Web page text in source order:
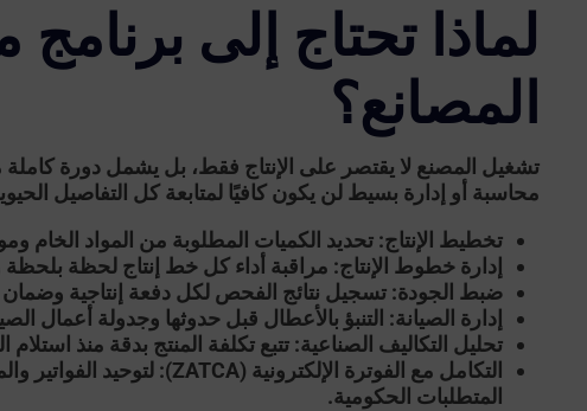
لماذا تحتاج إلى
المصانع؟
تشغيل المصنع لا يقتصر على الإنتاج فقط، بل يشمل دورة كاملة
محاسبة أو إدارة بسيط لن يكون كافيًا لمتابعة كل التفاصيل
تخطيط الإنتاج: تحديد الكميات المطلوبة من المواد الخام
إدارة خطوط الإنتاج: مراقبة أداء كل خط إنتاج لحظة بلحظة
ضبط الجودة: تسجيل نتائج الفحص لكل دفعة إنتاجية وضمان
إدارة الصيانة: التنبؤ بالأعطال قبل حدوثها وجدولة أعمال
تحليل التكاليف الصناعية: تتبع تكلفة المنتج بدقة منذ
التكامل مع الفوترة الإلكترونية (ZATCA):
لتوحيد الفواتير
المتطلبات الحكومية.